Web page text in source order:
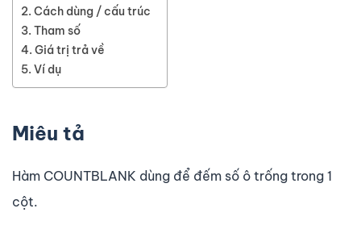
Cách dùng / cấu trúc
Tham số
Giá trị trả về
Ví dụ
Miêu tả
Hàm COUNTBLANK dùng để đếm số ô trống trong 1
cột.